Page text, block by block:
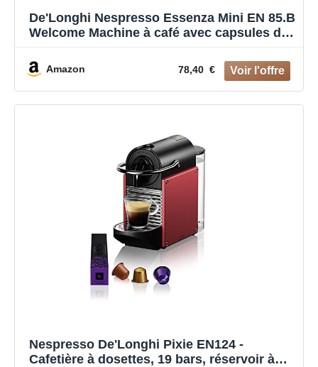
De'Longhi Nespresso Essenza Mini EN 85.B
Welcome Machine à café avec capsules de
bar 0.6cl Noir
Amazon 78,40 €
Nespresso De'Longhi Pixie EN124 -
Cafetière à dosettes, 19 bars, réservoir à